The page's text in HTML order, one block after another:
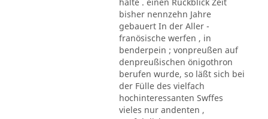
bisher nennzehn Jahre
gebauert In der Aller -
franösische werfen , in
benderpein ; vonpreußen auf
denpreußischen önigothron
berufen wurde, so läßt sich bei
der Fülle des vielfach
hochinteressanten Swffes
vieles nur andenten ,